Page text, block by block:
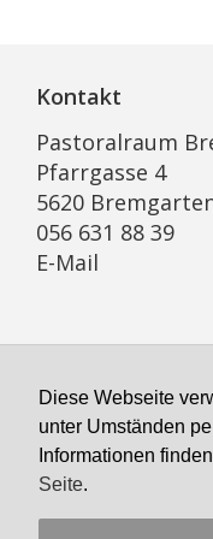
Diese Webseite
unter Umständen
Informationen
Seite.
Kontakt
Pastoralraum
Pfarrgasse 4
5620
056 631 88 39
E-Mail
Montag
Dienstag bis
8:00 bis 11:00,